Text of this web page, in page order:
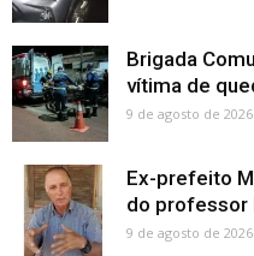
Brigada
vítima de
9 de agosto de 2026
Ex-prefeito
do professor
9 de agosto de 2026